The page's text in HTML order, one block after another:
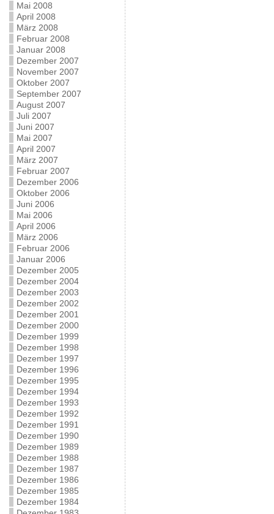
Mai 2008
April 2008
März 2008
Februar 2008
Januar 2008
Dezember 2007
November 2007
Oktober 2007
September 2007
August 2007
Juli 2007
Juni 2007
Mai 2007
April 2007
März 2007
Februar 2007
Dezember 2006
Oktober 2006
Juni 2006
Mai 2006
April 2006
März 2006
Februar 2006
Januar 2006
Dezember 2005
Dezember 2004
Dezember 2003
Dezember 2002
Dezember 2001
Dezember 2000
Dezember 1999
Dezember 1998
Dezember 1997
Dezember 1996
Dezember 1995
Dezember 1994
Dezember 1993
Dezember 1992
Dezember 1991
Dezember 1990
Dezember 1989
Dezember 1988
Dezember 1987
Dezember 1986
Dezember 1985
Dezember 1984